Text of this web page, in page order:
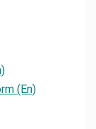
(En)